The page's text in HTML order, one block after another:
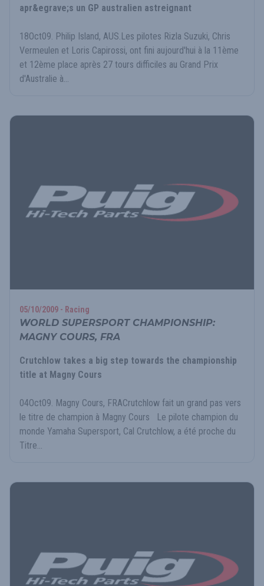
apr&egrave;s un GP australien astreignant
18Oct09. Philip Island, AUS.Les pilotes Rizla Suzuki, Chris
Vermeulen et Loris Capirossi, ont fini aujourd'hui à la 11ème
et 12ème place après 27 tours difficiles au Grand Prix
d'Australie à...
05/10/2009 - Racing
WORLD SUPERSPORT CHAMPIONSHIP:
MAGNY COURS, FRA
Crutchlow takes a big step towards the championship
title at Magny Cours
04Oct09. Magny Cours, FRACrutchlow fait un grand pas vers
le titre de champion à Magny Cours Le pilote champion du
monde Yamaha Supersport, Cal Crutchlow, a été proche du
Titre...